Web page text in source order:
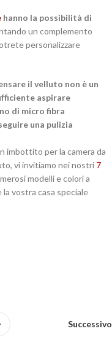
hanno la possibilità di
un complemento
personalizzare
il velluto non è un
aspirare
di micro fibra
una pulizia
imbottito per la camera da
vi invitiamo nei nostri 7
modelli e colori a
vostra casa speciale
Successivo